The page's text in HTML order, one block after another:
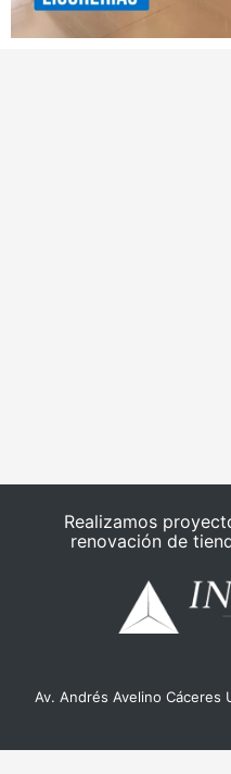
Realizamos
renovación de
Av. Andrés Avelino Cáceres